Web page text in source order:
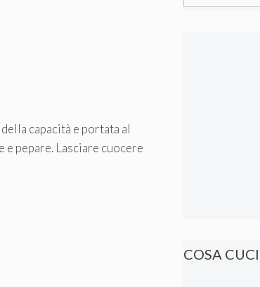
capacità e portata al
pepare. Lasciare cuocere
COSA